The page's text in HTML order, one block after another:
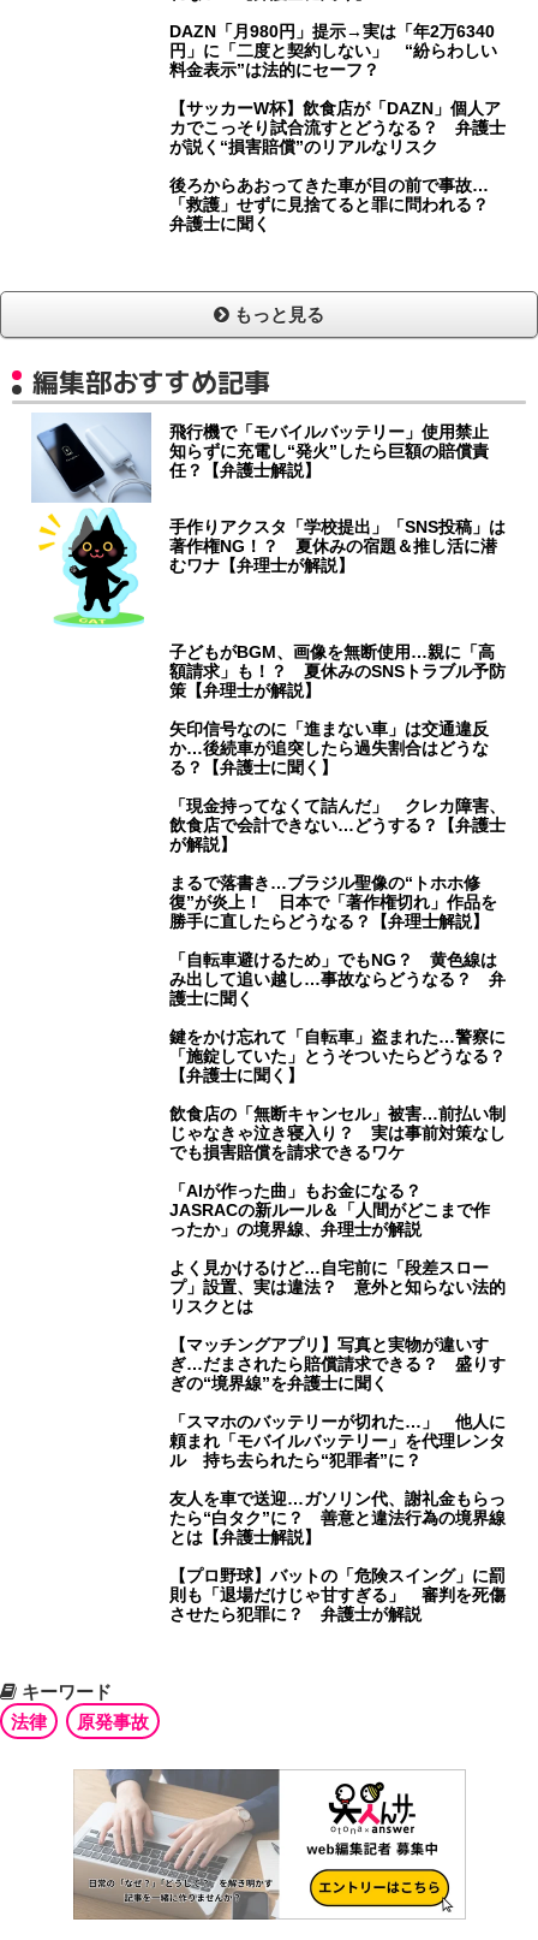
DAZN「月980円」提示→実は「年2万6340
円」に「二度と契約しない」 “紛らわしい
料金表示”は法的にセーフ？
【サッカーW杯】飲食店が「DAZN」個人ア
カでこっそり試合流すとどうなる？ 弁護士
が説く“損害賠償”のリアルなリスク
後ろからあおってきた車が目の前で事故…
「救護」せずに見捨てると罪に問われる？
弁護士に聞く
もっと見る
編集部おすすめ記事
飛行機で「モバイルバッテリー」使用禁止
知らずに充電し“発火”したら巨額の賠償責
任？【弁護士解説】
手作りアクスタ「学校提出」「SNS投稿」は
著作権NG！？ 夏休みの宿題＆推し活に潜
むワナ【弁理士が解説】
子どもがBGM、画像を無断使用…親に「高
額請求」も！？ 夏休みのSNSトラブル予防
策【弁理士が解説】
矢印信号なのに「進まない車」は交通違反
か…後続車が追突したら過失割合はどうな
る？【弁護士に聞く】
「現金持ってなくて詰んだ」 クレカ障害、
飲食店で会計できない…どうする？【弁護士
が解説】
まるで落書き…ブラジル聖像の“トホホ修
復”が炎上！ 日本で「著作権切れ」作品を
勝手に直したらどうなる？【弁理士解説】
「自転車避けるため」でもNG？ 黄色線は
み出して追い越し…事故ならどうなる？ 弁
護士に聞く
鍵をかけ忘れて「自転車」盗まれた…警察に
「施錠していた」とうそついたらどうなる？
【弁護士に聞く】
飲食店の「無断キャンセル」被害…前払い制
じゃなきゃ泣き寝入り？ 実は事前対策なし
でも損害賠償を請求できるワケ
「AIが作った曲」もお金になる？
JASRACの新ルール＆「人間がどこまで作
ったか」の境界線、弁理士が解説
よく見かけるけど…自宅前に「段差スロー
プ」設置、実は違法？ 意外と知らない法的
リスクとは
【マッチングアプリ】写真と実物が違いす
ぎ…だまされたら賠償請求できる？ 盛りす
ぎの“境界線”を弁護士に聞く
「スマホのバッテリーが切れた…」 他人に
頼まれ「モバイルバッテリー」を代理レンタ
ル 持ち去られたら“犯罪者”に？
友人を車で送迎…ガソリン代、謝礼金もらっ
たら“白タク”に？ 善意と違法行為の境界線
とは【弁護士解説】
【プロ野球】バットの「危険スイング」に罰
則も「退場だけじゃ甘すぎる」 審判を死傷
させたら犯罪に？ 弁護士が解説
キーワード
法律
原発事故